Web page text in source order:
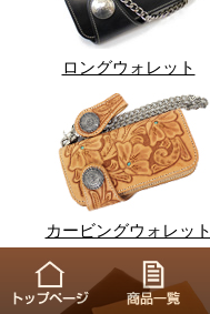
ロングウォレット
カービングウォレット